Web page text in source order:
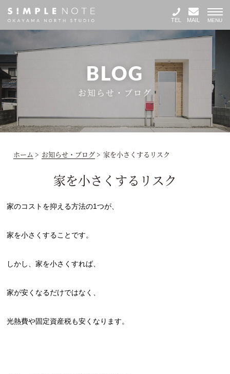
TEL MAIL MENU
BLOG
お知らせ・ブログ
ホーム > お知らせ・ブログ > 家を小さくするリスク
家を小さくするリスク
家のコストを抑える方法の1つが、
家を小さくすることです。
しかし、家を小さくすれば、
家が安くなるだけではなく、
光熱費や固定資産税も安くなります。